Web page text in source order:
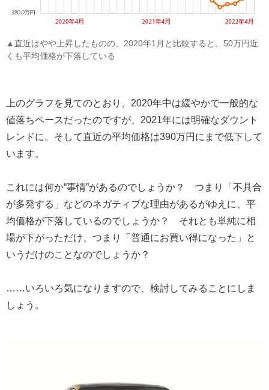
▲直近はやや上昇したものの、2020年1月と比較すると、50万円近
くも平均価格が下落している
上のグラフを見てのとおり、2020年中は緩やかで一般的な
値落ちペースだったのですが、2021年には明確なダウント
レンドに。そして直近の平均価格は390万円にまで低下して
います。
これには何か“事情”があるのでしょうか？ つまり「不具合
が多発する」などのネガティブな理由があるがゆえに、平
均価格が下落しているのでしょうか？ それとも単純に相
場が下がっただけ、つまり「普通にお買い得になった」と
いうだけのことなのでしょうか？
……いろいろ気になりますので、検討してみることにしま
しょう。